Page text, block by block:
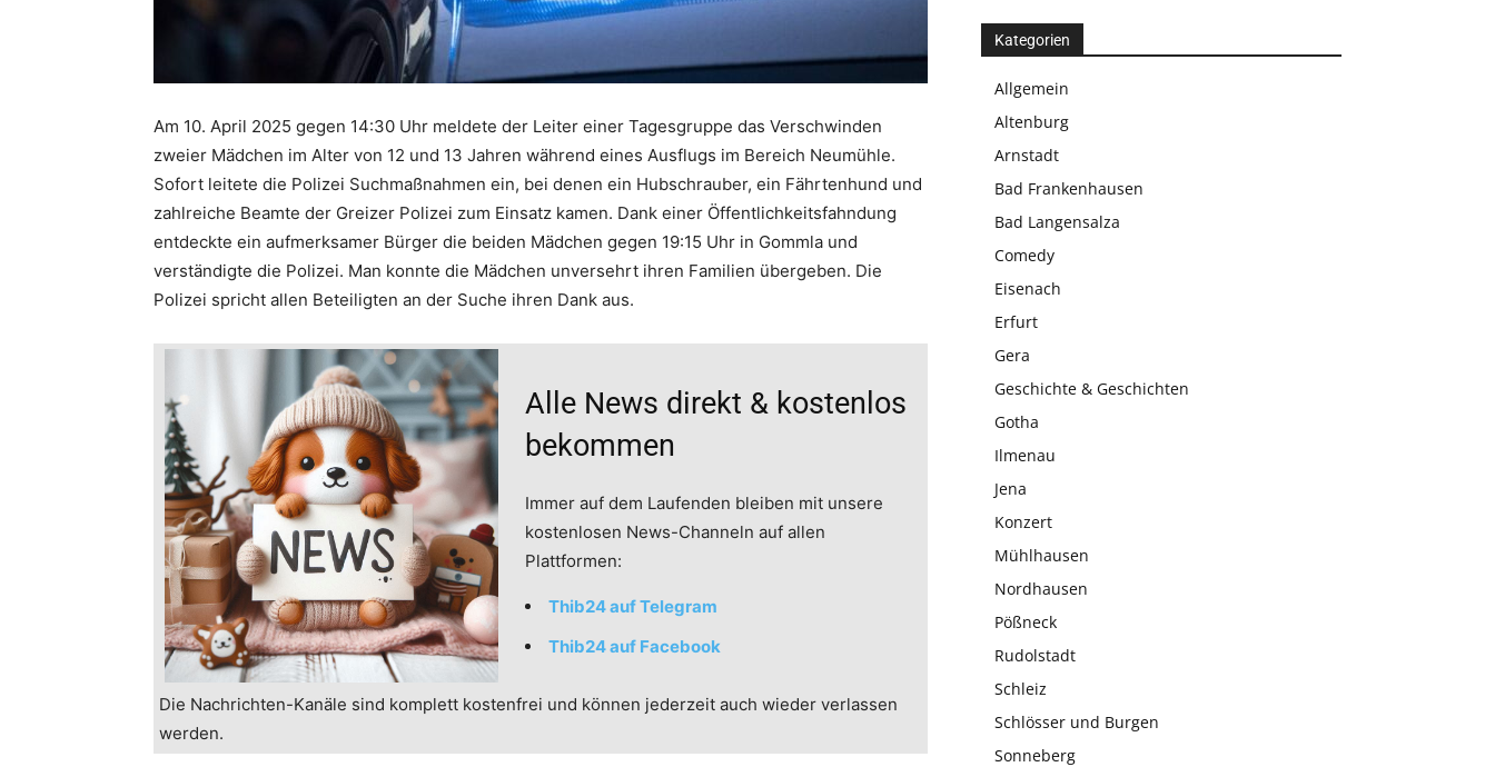
Am 10. April 2025 gegen 14:30 Uhr meldete der Leiter einer Tagesgruppe das Verschwinden
zweier Mädchen im Alter von 12 und 13 Jahren während eines Ausflugs im Bereich Neumühle.
Sofort leitete die Polizei Suchmaßnahmen ein, bei denen ein Hubschrauber, ein Fährtenhund und
zahlreiche Beamte der Greizer Polizei zum Einsatz kamen. Dank einer Öffentlichkeitsfahndung
entdeckte ein aufmerksamer Bürger die beiden Mädchen gegen 19:15 Uhr in Gommla und
verständigte die Polizei. Man konnte die Mädchen unversehrt ihren Familien übergeben. Die
Polizei spricht allen Beteiligten an der Suche ihren Dank aus.
Alle News direkt & kostenlos
bekommen
Immer auf dem Laufenden bleiben mit unsere
kostenlosen News-Channeln auf allen
Plattformen:
Thib24 auf Telegram
Thib24 auf Facebook
Die Nachrichten-Kanäle sind komplett kostenfrei und können jederzeit auch wieder verlassen
werden.
Kategorien
Allgemein
Altenburg
Arnstadt
Bad Frankenhausen
Bad Langensalza
Comedy
Eisenach
Erfurt
Gera
Geschichte & Geschichten
Gotha
Ilmenau
Jena
Konzert
Mühlhausen
Nordhausen
Pößneck
Rudolstadt
Schleiz
Schlösser und Burgen
Sonneberg